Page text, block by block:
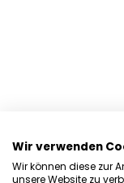
Wir verwenden
Wir können diese zur
unsere Website zu